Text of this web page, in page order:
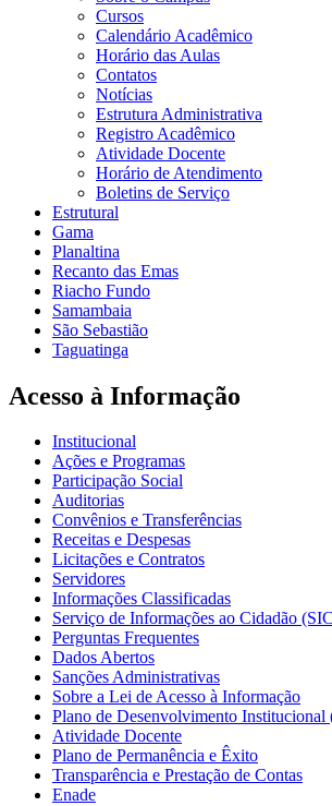
Cursos
Calendário Acadêmico
Horário das Aulas
Contatos
Notícias
Estrutura Administrativa
Registro Acadêmico
Atividade Docente
Horário de Atendimento
Boletins de Serviço
Estrutural
Gama
Planaltina
Recanto das Emas
Riacho Fundo
Samambaia
São Sebastião
Taguatinga
Acesso à Informação
Institucional
Ações e Programas
Participação Social
Auditorias
Convênios e Transferências
Receitas e Despesas
Licitações e Contratos
Servidores
Informações Classificadas
Serviço de Informações ao Cidadão
Perguntas Frequentes
Dados Abertos
Sanções Administrativas
Sobre a Lei de Acesso à Informação
Plano de Desenvolvimento Institucional
Atividade Docente
Plano de Permanência e Êxito
Transparência e Prestação de Contas
Enade